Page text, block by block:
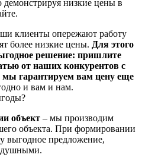
демонстрируя низкие цены в
клиенты опережают работу
более низкие цены. Для этого
решение: пришлите
от наших конкурентов с
гарантируем вам цену еще
и вам и нам.
объект – мы производим
объекта. При формировании
выгодное предложение,